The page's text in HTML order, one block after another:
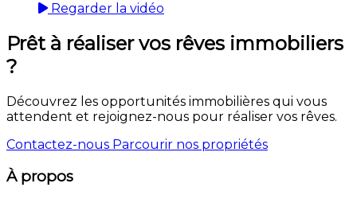
Regarder la vidéo
Prêt à réaliser vos rêves immobiliers
?
Découvrez les opportunités immobilières qui vous
attendent et rejoignez-nous pour réaliser vos rêves.
Contactez-nous Parcourir nos propriétés
À propos